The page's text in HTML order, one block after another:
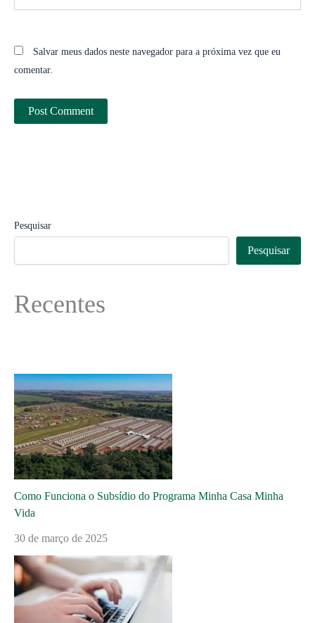
Salvar meus dados neste navegador para a próxima vez que eu
comentar.
Pesquisar
Pesquisar
Recentes
Como Funciona o Subsídio do Programa Minha Casa Minha
Vida
30 de março de 2025